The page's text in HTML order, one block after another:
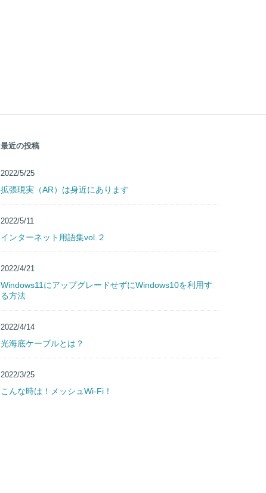
最近の投稿
2022/5/25
拡張現実（AR）は身近にあります
2022/5/11
インターネット用語集vol.２
2022/4/21
Windows11にアップグレードせずにWindows10を利用す
る方法
2022/4/14
光海底ケーブルとは？
2022/3/25
こんな時は！メッシュWi-Fi！